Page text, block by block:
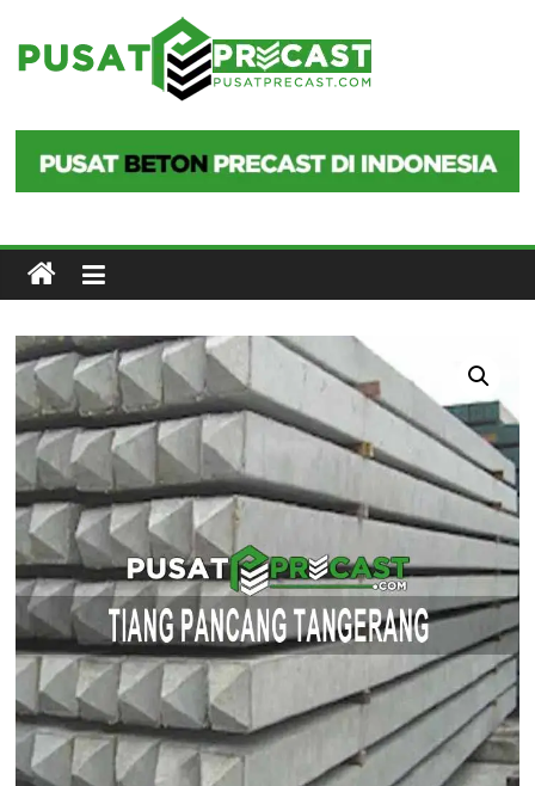
content
Pusat
Precast
Precast
di